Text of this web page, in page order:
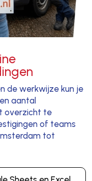
de werkwijze kun je
aantal
overzicht te
of teams
tot